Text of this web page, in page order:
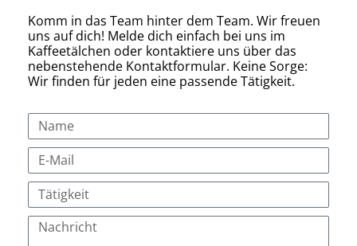
Komm in das Team hinter dem Team. Wir freuen
uns auf dich! Melde dich einfach bei uns im
Kaffeetälchen oder kontaktiere uns über das
nebenstehende Kontaktformular. Keine Sorge:
Wir finden für jeden eine passende Tätigkeit.